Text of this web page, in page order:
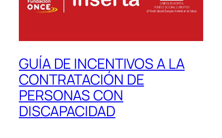
GUÍA DE INCENTIVOS A LA
CONTRATACIÓN DE
PERSONAS CON
DISCAPACIDAD